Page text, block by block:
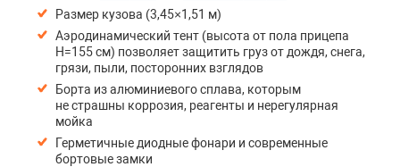
Размер кузова (3,45×1,51 м)
Аэродинамический тент (высота от пола прицепа
H=155 см) позволяет защитить груз от дождя, снега,
грязи, пыли, посторонних взглядов
Борта из алюминиевого сплава, которым
не страшны коррозия, реагенты и нерегулярная
мойка
Герметичные диодные фонари и современные
бортовые замки